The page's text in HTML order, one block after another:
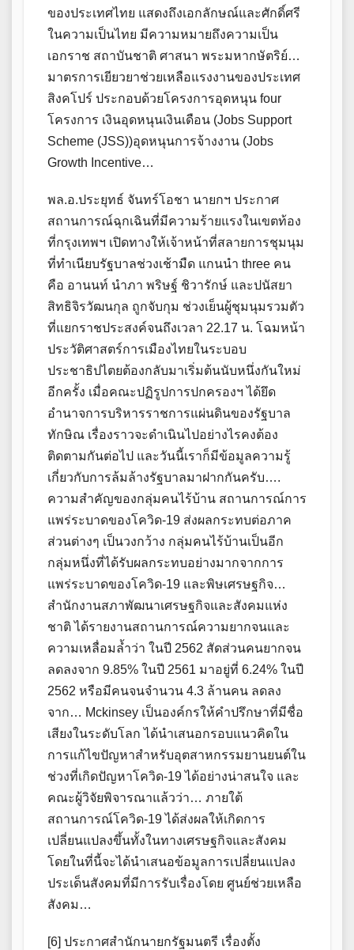
ของประเทศไทย แสดงถึงเอกลักษณ์และศักดิ์ศรี
ในความเป็นไทย มีความหมายถึงความเป็น
เอกราช สถาบันชาติ ศาสนา พระมหากษัตริย์…
มาตรการเยียวยาช่วยเหลือแรงงานของประเทศ
สิงคโปร์ ประกอบด้วยโครงการอุดหนุน four
โครงการ เงินอุดหนุนเงินเดือน (Jobs Support
Scheme (JSS))อุดหนุนการจ้างงาน (Jobs
Growth Incentive…
พล.อ.ประยุทธ์ จันทร์โอชา นายกฯ ประกาศ
สถานการณ์ฉุกเฉินที่มีความร้ายแรงในเขตท้อง
ที่กรุงเทพฯ เปิดทางให้เจ้าหน้าที่สลายการชุมนุม
ที่ทำเนียบรัฐบาลช่วงเช้ามืด แกนนำ three คน
คือ อานนท์ นำภา พริษฐ์ ชิวารักษ์ และปนัสยา
สิทธิจิรวัฒนกุล ถูกจับกุม ช่วงเย็นผู้ชุมนุมรวมตัว
ที่แยกราชประสงค์จนถึงเวลา 22.17 น. โฉมหน้า
ประวัติศาสตร์การเมืองไทยในระบอบ
ประชาธิปไตยต้องกลับมาเริ่มต้นนับหนึ่งกันใหม่
อีกครั้ง เมื่อคณะปฏิรูปการปกครองฯ ได้ยึด
อำนาจการบริหารราชการแผ่นดินของรัฐบาล
ทักษิณ เรื่องราวจะดำเนินไปอย่างไรคงต้อง
ติดตามกันต่อไป และวันนี้เราก็มีข้อมูลความรู้
เกี่ยวกับการล้มล้างรัฐบาลมาฝากกันครับ….
ความสำคัญของกลุ่มคนไร้บ้าน สถานการณ์การ
แพร่ระบาดของโควิด-19 ส่งผลกระทบต่อภาค
ส่วนต่างๆ เป็นวงกว้าง กลุ่มคนไร้บ้านเป็นอีก
กลุ่มหนึ่งที่ได้รับผลกระทบอย่างมากจากการ
แพร่ระบาดของโควิด-19 และพิษเศรษฐกิจ…
สำนักงานสภาพัฒนาเศรษฐกิจและสังคมแห่ง
ชาติ ได้รายงานสถานการณ์ความยากจนและ
ความเหลื่อมล้ำว่า ในปี 2562 สัดส่วนคนยากจน
ลดลงจาก 9.85% ในปี 2561 มาอยู่ที่ 6.24% ในปี
2562 หรือมีคนจนจำนวน 4.3 ล้านคน ลดลง
จาก… Mckinsey เป็นองค์กรให้คำปรึกษาที่มีชื่อ
เสียงในระดับโลก ได้นำเสนอกรอบแนวคิดใน
การแก้ไขปัญหาสำหรับอุตสาหกรรมยานยนต์ใน
ช่วงที่เกิดปัญหาโควิด-19 ได้อย่างน่าสนใจ และ
คณะผู้วิจัยพิจารณาแล้วว่า… ภายใต้
สถานการณ์โควิด-19 ได้ส่งผลให้เกิดการ
เปลี่ยนแปลงขึ้นทั้งในทางเศรษฐกิจและสังคม
โดยในที่นี้จะได้นำเสนอข้อมูลการเปลี่ยนแปลง
ประเด็นสังคมที่มีการรับเรื่องโดย ศูนย์ช่วยเหลือ
สังคม…
[6] ประกาศสำนักนายกรัฐมนตรี เรื่องตั้ง